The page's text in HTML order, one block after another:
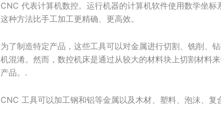
CNC 代表计算机数控。运行机器的计算机软件使用数学坐标
这种方法比手工加工更精确、更高效。
为了制造特定产品，这些工具可以对金属进行切割、铣削、
机混淆。然而，数控机床是通过从较大的材料块上切割材料
产品。.
CNC 工具可以加工钢和铝等金属以及木材、塑料、泡沫、复